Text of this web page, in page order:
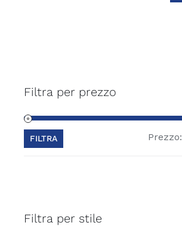
Filtra per prezzo
FILTRA Prezzo:
Filtra per stile